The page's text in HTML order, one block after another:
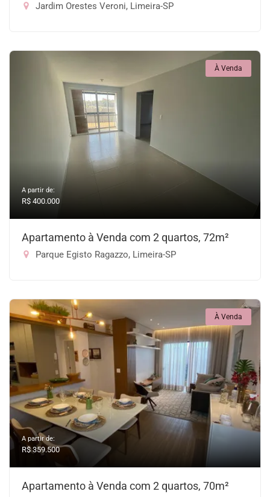
Jardim Orestes Veroni, Limeira-SP
À Venda
A partir de:
R$ 400.000
Apartamento à Venda com 2 quartos, 72m²
Parque Egisto Ragazzo, Limeira-SP
À Venda
A partir de:
R$ 359.500
Apartamento à Venda com 2 quartos, 70m²